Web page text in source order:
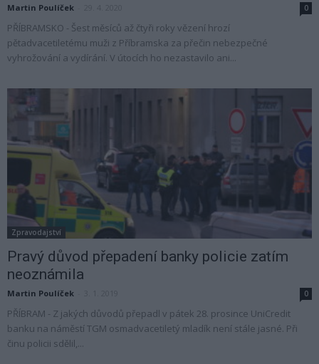
Martin Poulíček 0
PŘÍBRAMSKO - Šest měsíců až čtyři roky vězení hrozí
pětadvacetiletému muži z Příbramska za přečin nebezpečné
vyhrožování a vydírání. V útocích ho nezastavilo ani...
Zpravodajství
Pravý důvod přepadení banky policie zatím
neoznámila
Martin Poulíček 0
PŘÍBRAM - Z jakých důvodů přepadl v pátek 28. prosince UniCredit
banku na náměstí TGM osmadvacetiletý mladík není stále jasné. Při
činu policii sdělil,...